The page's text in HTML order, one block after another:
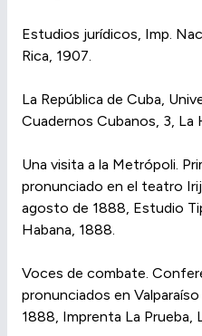
Estudios jurídicos, Imp.
Rica, 1907.
La República de Cuba,
Cuadernos Cubanos, 3, La
Una visita a la Metrópoli.
pronunciado en el teatro
agosto de 1888, Estudio
Habana, 1888.
Voces de combate.
pronunciados en
1888, Imprenta La Prueba,